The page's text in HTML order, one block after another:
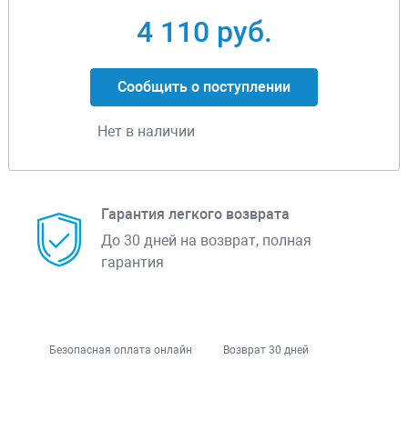
4 110 руб.
Сообщить о поступлении
Нет в наличии
Гарантия легкого возврата
До 30 дней на возврат, полная
гарантия
Безопасная оплата онлайн Возврат 30 дней